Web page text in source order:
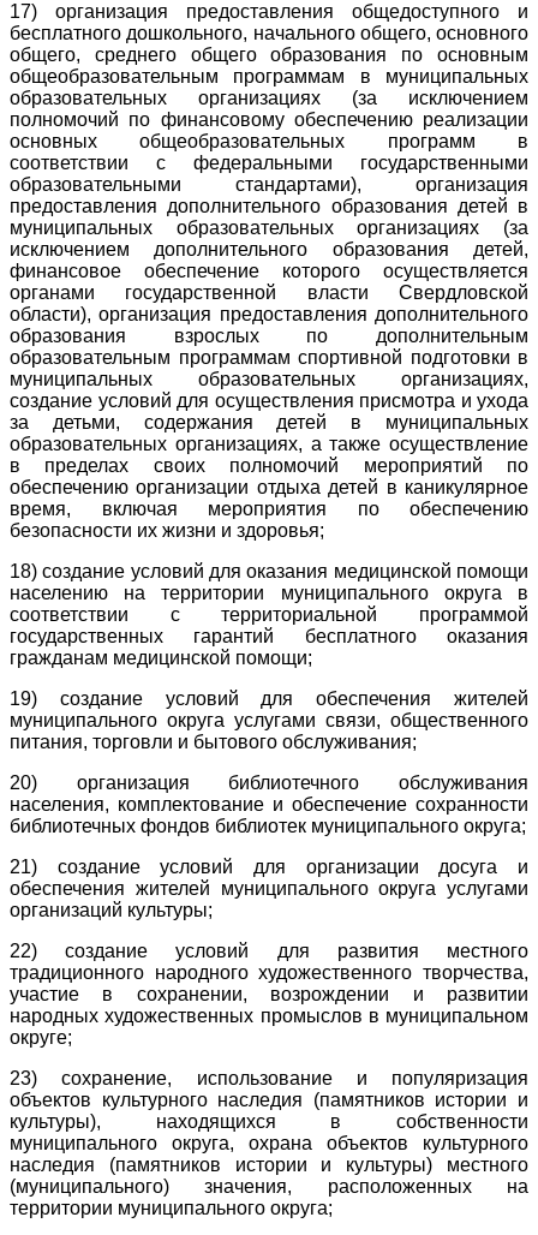
17) организация предоставления общедоступного и
бесплатного дошкольного, начального общего, основного
общего, среднего общего образования по основным
общеобразовательным программам в муниципальных
образовательных организациях (за исключением
полномочий по финансовому обеспечению реализации
основных общеобразовательных программ в
соответствии с федеральными государственными
образовательными стандартами), организация
предоставления дополнительного образования детей в
муниципальных образовательных организациях (за
исключением дополнительного образования детей,
финансовое обеспечение которого осуществляется
органами государственной власти Свердловской
области), организация предоставления дополнительного
образования взрослых по дополнительным
образовательным программам спортивной подготовки в
муниципальных образовательных организациях,
создание условий для осуществления присмотра и ухода
за детьми, содержания детей в муниципальных
образовательных организациях, а также осуществление
в пределах своих полномочий мероприятий по
обеспечению организации отдыха детей в каникулярное
время, включая мероприятия по обеспечению
безопасности их жизни и здоровья;
18) создание условий для оказания медицинской помощи
населению на территории муниципального округа в
соответствии с территориальной программой
государственных гарантий бесплатного оказания
гражданам медицинской помощи;
19) создание условий для обеспечения жителей
муниципального округа услугами связи, общественного
питания, торговли и бытового обслуживания;
20) организация библиотечного обслуживания
населения, комплектование и обеспечение сохранности
библиотечных фондов библиотек муниципального округа;
21) создание условий для организации досуга и
обеспечения жителей муниципального округа услугами
организаций культуры;
22) создание условий для развития местного
традиционного народного художественного творчества,
участие в сохранении, возрождении и развитии
народных художественных промыслов в муниципальном
округе;
23) сохранение, использование и популяризация
объектов культурного наследия (памятников истории и
культуры), находящихся в собственности
муниципального округа, охрана объектов культурного
наследия (памятников истории и культуры) местного
(муниципального) значения, расположенных на
территории муниципального округа;